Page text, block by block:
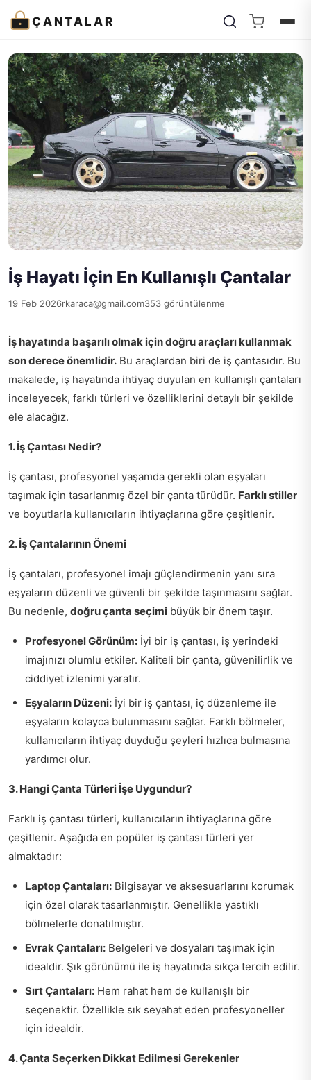
ÇANTALAR
İş Hayatı İçin En Kullanışlı Çantalar
19 Feb 2026rkaraca@gmail.com353 görüntülenme
İş hayatında başarılı olmak için doğru araçları kullanmak
son derece önemlidir. Bu araçlardan biri de iş çantasıdır. Bu
makalede, iş hayatında ihtiyaç duyulan en kullanışlı çantaları
inceleyecek, farklı türleri ve özelliklerini detaylı bir şekilde
ele alacağız.
1. İş Çantası Nedir?
İş çantası, profesyonel yaşamda gerekli olan eşyaları
taşımak için tasarlanmış özel bir çanta türüdür. Farklı stiller
ve boyutlarla kullanıcıların ihtiyaçlarına göre çeşitlenir.
2. İş Çantalarının Önemi
İş çantaları, profesyonel imajı güçlendirmenin yanı sıra
eşyaların düzenli ve güvenli bir şekilde taşınmasını sağlar.
Bu nedenle, doğru çanta seçimi büyük bir önem taşır.
Profesyonel Görünüm: İyi bir iş çantası, iş yerindeki
imajınızı olumlu etkiler. Kaliteli bir çanta, güvenilirlik ve
ciddiyet izlenimi yaratır.
Eşyaların Düzeni: İyi bir iş çantası, iç düzenleme ile
eşyaların kolayca bulunmasını sağlar. Farklı bölmeler,
kullanıcıların ihtiyaç duyduğu şeyleri hızlıca bulmasına
yardımcı olur.
3. Hangi Çanta Türleri İşe Uygundur?
Farklı iş çantası türleri, kullanıcıların ihtiyaçlarına göre
çeşitlenir. Aşağıda en popüler iş çantası türleri yer
almaktadır:
Laptop Çantaları: Bilgisayar ve aksesuarlarını korumak
için özel olarak tasarlanmıştır. Genellikle yastıklı
bölmelerle donatılmıştır.
Evrak Çantaları: Belgeleri ve dosyaları taşımak için
idealdir. Şık görünümü ile iş hayatında sıkça tercih edilir.
Sırt Çantaları: Hem rahat hem de kullanışlı bir
seçenektir. Özellikle sık seyahat eden profesyoneller
için idealdir.
4. Çanta Seçerken Dikkat Edilmesi Gerekenler